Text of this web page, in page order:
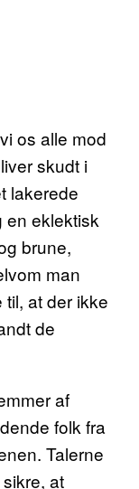
os alle mod
skudt i
lakerede
en eklektisk
brune,
man
at der ikke
de
af
folk fra
Talerne
at